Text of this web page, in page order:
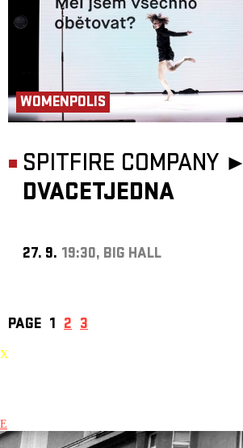
WOMENPOLIS
SPITFIRE COMPANY ►
DVACETJEDNA
27. 9. 19:30, BIG HALL
PAGE 1 2 3
X
E